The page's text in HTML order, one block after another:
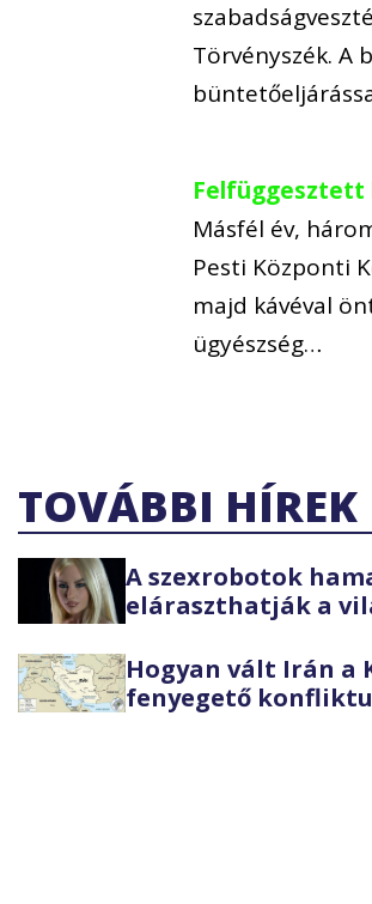
Törvényszék. A
Másfél év,
Pesti Központi
majd kávéval
ügyészség…
TOVÁBBI HÍREK
A szexrobotok
eláraszthatják a
Hogyan vált Irán a
fenyegető